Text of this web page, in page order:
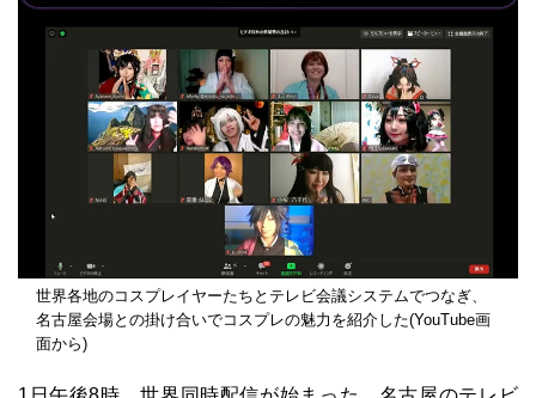
世界各地のコスプレイヤーたちとテレビ会議システムでつなぎ、
名古屋会場との掛け合いでコスプレの魅力を紹介した(YouTube画
面から)